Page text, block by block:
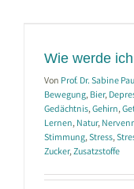
Wie werde
Von Prof. Dr. Sabine
Bewegung, Bier,
Gedächtnis, Gehirn,
Lernen, Natur,
Stimmung, Stress,
Zucker, Zusatzstoffe